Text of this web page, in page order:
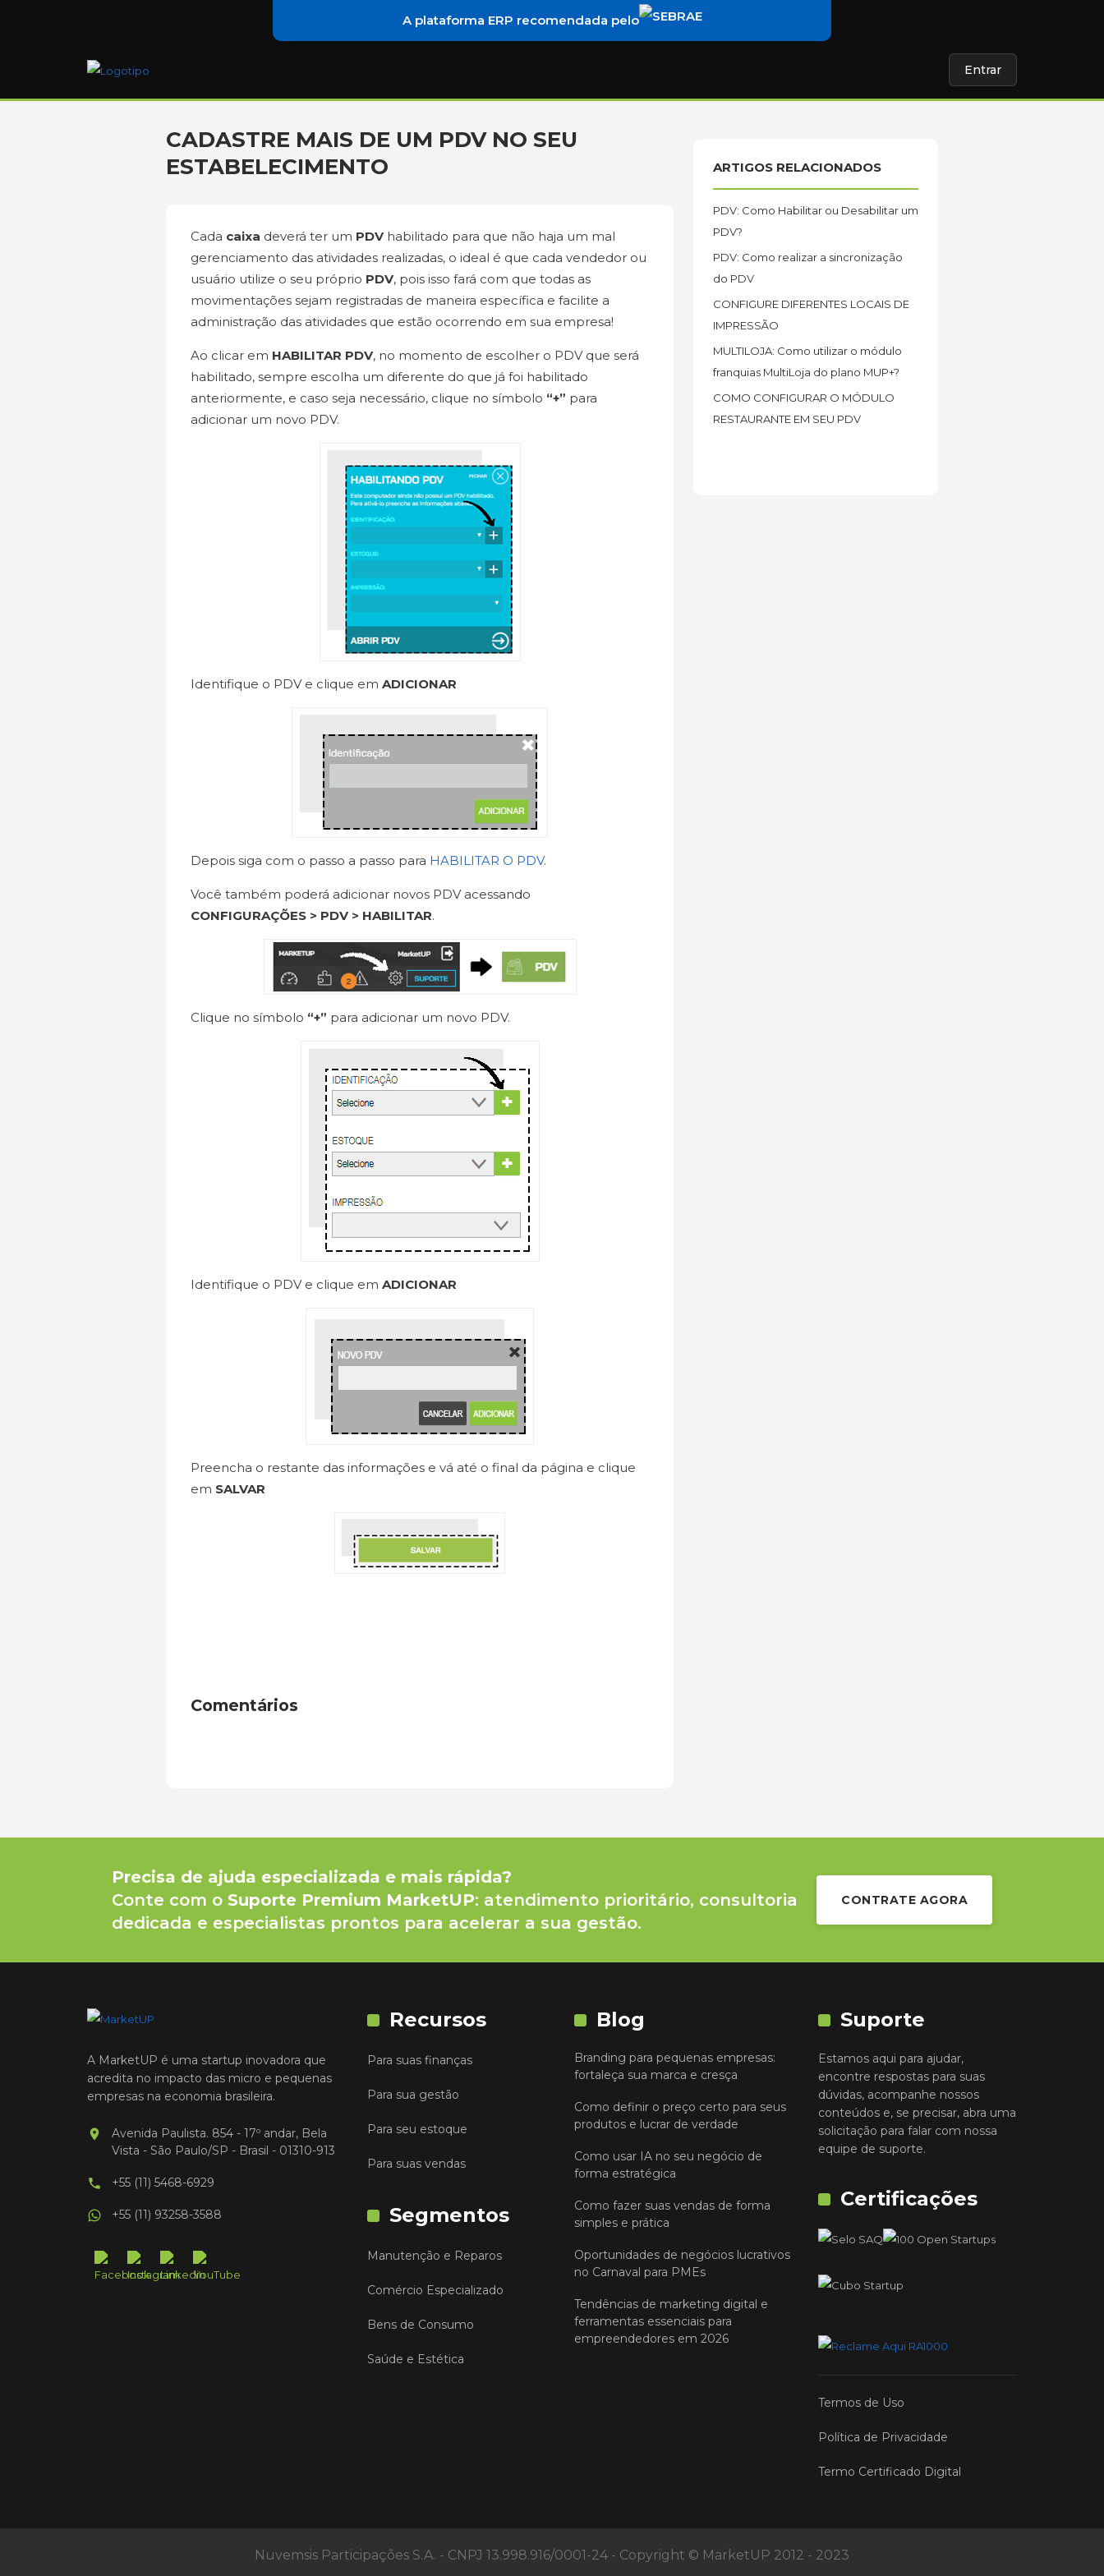
A plataforma ERP recomendada pelo
Entrar
CADASTRE MAIS DE UM PDV NO SEU
ESTABELECIMENTO
Cada caixa deverá ter um PDVhabilitado para que não haja um mal
gerenciamento das atividades realizadas, o ideal é que cada vendedor ou
usuário utilize o seu próprio PDV, pois isso fará com que todas as
movimentações sejam registradas de maneira específica e facilite a
administração das atividades que estão ocorrendo em sua empresa!
Ao clicar em HABILITAR PDV, no momento de escolher o PDV que será
habilitado, sempre escolha um diferente do que já foi habilitado
anteriormente, e caso seja necessário, clique no símbolo “+” para
adicionar um novo PDV.
Identifique o PDV e clique em ADICIONAR
Depois siga com o passo a passo para HABILITAR O PDV.
Você também poderá adicionar novos PDV acessando
CONFIGURAÇÕES > PDV > HABILITAR.
Clique no símbolo “+” para adicionar um novo PDV.
Identifique o PDV e clique em ADICIONAR
Preencha o restante das informações e vá até o final da página e clique
em SALVAR
Comentários
ARTIGOS RELACIONADOS
PDV: Como Habilitar ou Desabilitar um
PDV?
PDV: Como realizar a sincronização
do PDV
CONFIGURE DIFERENTES LOCAIS DE
IMPRESSÃO
MULTILOJA: Como utilizar o módulo
franquias MultiLoja do plano MUP+?
COMO CONFIGURAR O MÓDULO
RESTAURANTE EM SEU PDV
Precisa de ajuda especializada e mais rápida?
Conte com o Suporte Premium MarketUP: atendimento prioritário, consultoria
dedicada e especialistas prontos para acelerar a sua gestão.
CONTRATE AGORA
A MarketUP é uma startup inovadora que
acredita no impacto das micro e pequenas
empresas na economia brasileira.
Avenida Paulista. 854 - 17º andar, Bela
Vista - São Paulo/SP - Brasil - 01310-913
+55 (11) 5468-6929
+55 (11) 93258-3588
Recursos
Para suas finanças
Para sua gestão
Para seu estoque
Para suas vendas
Segmentos
Manutenção e Reparos
Comércio Especializado
Bens de Consumo
Saúde e Estética
Blog
Branding para pequenas empresas:
fortaleça sua marca e cresça
Como definir o preço certo para seus
produtos e lucrar de verdade
Como usar IA no seu negócio de
forma estratégica
Como fazer suas vendas de forma
simples e prática
Oportunidades de negócios lucrativos
no Carnaval para PMEs
Tendências de marketing digital e
ferramentas essenciais para
empreendedores em 2026
Suporte
Estamos aqui para ajudar,
encontre respostas para suas
dúvidas, acompanhe nossos
conteúdos e, se precisar, abra uma
solicitação para falar com nossa
equipe de suporte.
Certificações
Termos de Uso
Política de Privacidade
Termo Certificado Digital
Nuvemsis Participações S.A. - CNPJ 13.998.916/0001-24 - Copyright © MarketUP 2012 - 2023